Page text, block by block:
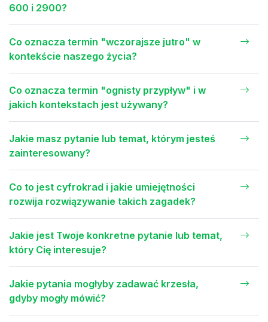
600 i 2900?
Co oznacza termin "wczorajsze jutro" w
kontekście naszego życia?
Co oznacza termin "ognisty przypływ" i w
jakich kontekstach jest używany?
Jakie masz pytanie lub temat, którym jesteś
zainteresowany?
Co to jest cyfrokrad i jakie umiejętności
rozwija rozwiązywanie takich zagadek?
Jakie jest Twoje konkretne pytanie lub temat,
który Cię interesuje?
Jakie pytania mogłyby zadawać krzesła,
gdyby mogły mówić?